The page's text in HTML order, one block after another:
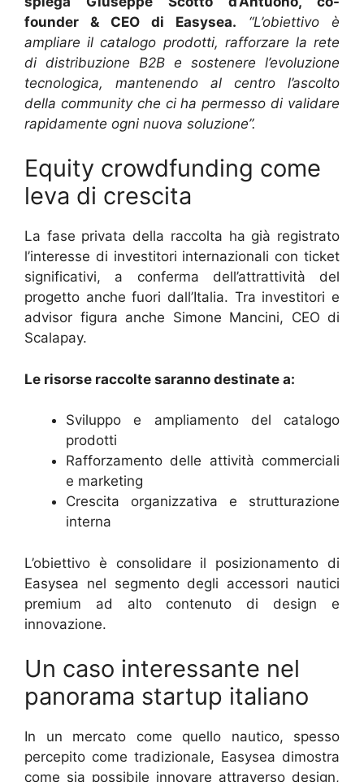
founder & CEO di Easysea. “L’obiettivo è
ampliare il catalogo prodotti, rafforzare la rete
di distribuzione B2B e sostenere l’evoluzione
tecnologica, mantenendo al centro l’ascolto
della community che ci ha permesso di validare
rapidamente ogni nuova soluzione”.
Equity crowdfunding come
leva di crescita
La fase privata della raccolta ha già registrato
l’interesse di investitori internazionali con ticket
significativi, a conferma dell’attrattività del
progetto anche fuori dall’Italia. Tra investitori e
advisor figura anche Simone Mancini, CEO di
Scalapay.
Le risorse raccolte saranno destinate a:
Sviluppo e ampliamento del catalogo
prodotti
Rafforzamento delle attività commerciali
e marketing
Crescita organizzativa e strutturazione
interna
L’obiettivo è consolidare il posizionamento di
Easysea nel segmento degli accessori nautici
premium ad alto contenuto di design e
innovazione.
Un caso interessante nel
panorama startup italiano
In un mercato come quello nautico, spesso
percepito come tradizionale, Easysea dimostra
come sia possibile innovare attraverso design,